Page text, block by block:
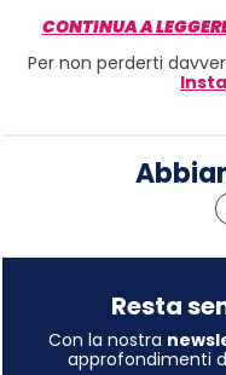
CONTINUA A
Per non perderti
Resta
Con la nostra
approfondimenti